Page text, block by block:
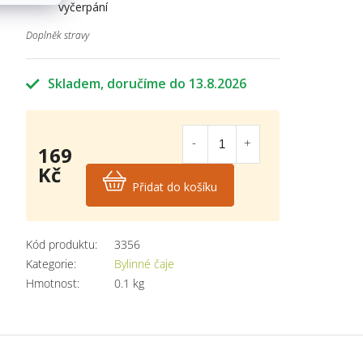
Skladem 13.8.2026
vyčerpání
Doplněk stravy
Kód produktu:
3356
Kategorie:
Bylinné čaje
Hmotnost: 0.1 kg
169
Kč Přidat do košíku